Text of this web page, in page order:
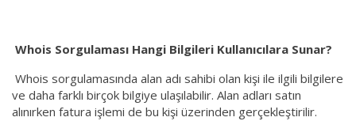
Whois Sorgulaması Hangi Bilgileri Kullanıcılara Sunar?
Whois sorgulamasında alan adı sahibi olan kişi ile ilgili bilgilere
ve daha farklı birçok bilgiye ulaşılabilir. Alan adları satın
alınırken fatura işlemi de bu kişi üzerinden gerçekleştirilir.